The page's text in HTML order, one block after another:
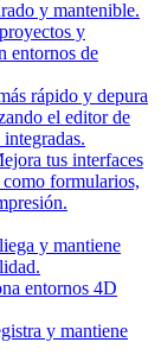
y mantenible.
y
entornos de
rápido y depura
el editor de
tus interfaces
formularios,
y mantiene
entornos 4D
y mantiene